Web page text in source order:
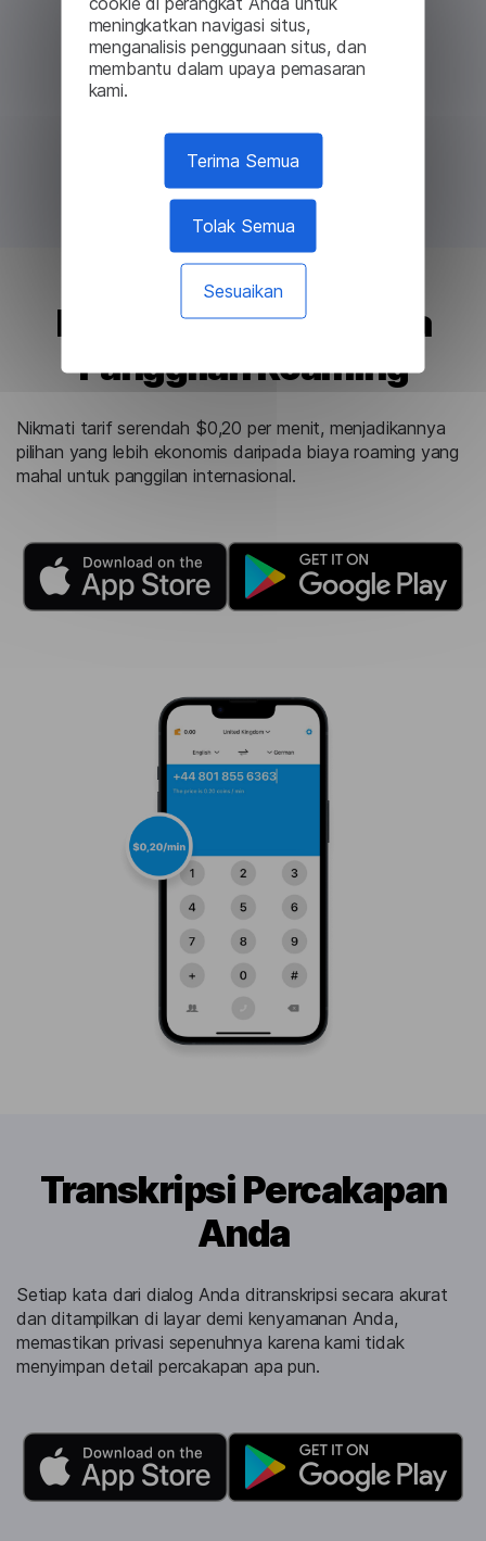
meningkatkan navigasi situs,
menganalisis penggunaan situs, dan
membantu dalam upaya pemasaran
kami.
Terima Semua
Tolak Semua
Sesuaikan
Lebih Murah Daripada
Panggilan Roaming
Nikmati tarif serendah $0,20 per menit, menjadikannya
pilihan yang lebih ekonomis daripada biaya roaming yang
mahal untuk panggilan internasional.
Transkripsi Percakapan
Anda
Setiap kata dari dialog Anda ditranskripsi secara akurat
dan ditampilkan di layar demi kenyamanan Anda,
memastikan privasi sepenuhnya karena kami tidak
menyimpan detail percakapan apa pun.